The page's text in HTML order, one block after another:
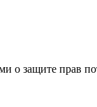
защите прав